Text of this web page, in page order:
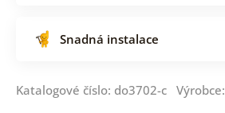
Snadná instalace
Katalogové číslo: do3702-c Výrobce: